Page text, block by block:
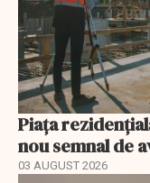
Piața
nou semnal de
03 AUGUST 2026